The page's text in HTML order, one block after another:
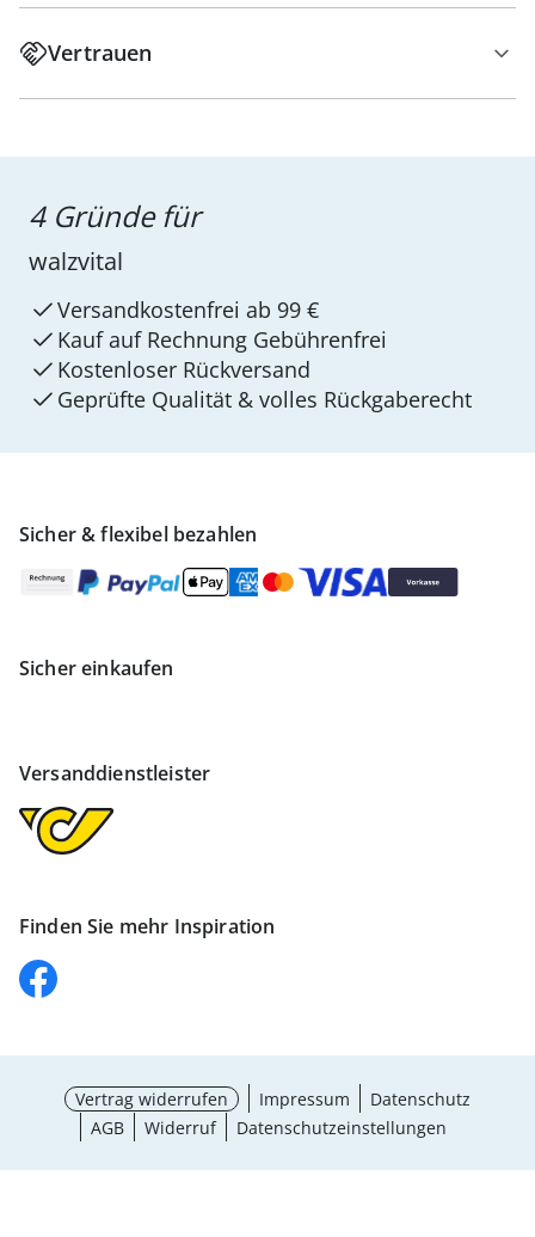
Vertrauen
Sicher & flexibel bezahlen
Sicher einkaufen
Versanddienstleister
Finden Sie mehr Inspiration
4 Gründe für
walzvital
Versandkostenfrei ab 99 €
Kauf auf Rechnung Gebührenfrei
Kostenloser Rückversand
Geprüfte Qualität & volles Rückgaberecht
Vertrag widerrufen Impressum
Datenschutz
AGB
Widerruf Datenschutzeinstellungen